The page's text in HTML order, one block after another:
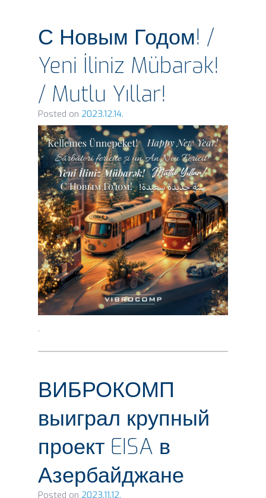
С Новым Годом! /
Yeni İliniz Mübarək!
/ Mutlu Yıllar!
Posted on 2023.12.14.
.
ВИБРОКОМП
выиграл крупный
проект EISA в
Азербайджане
Posted on 2023.11.12.